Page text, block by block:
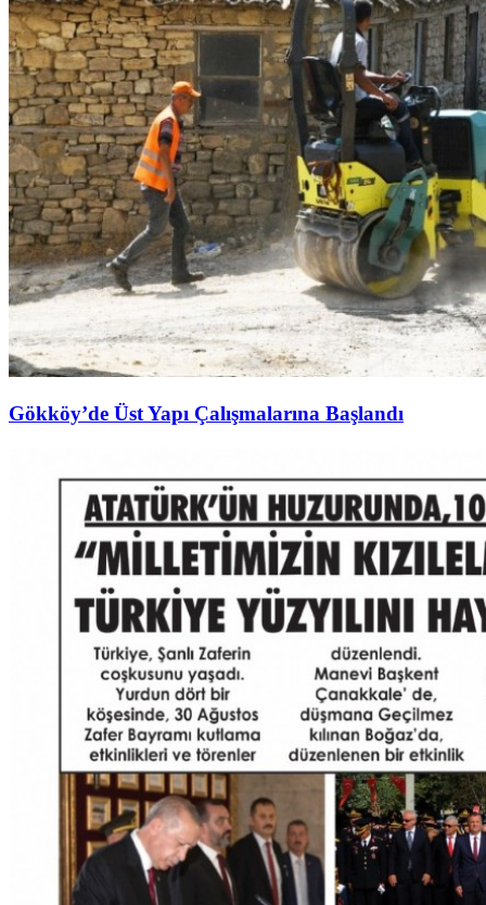
Gökköy’de Üst Yapı Çalışmalarına Başlandı